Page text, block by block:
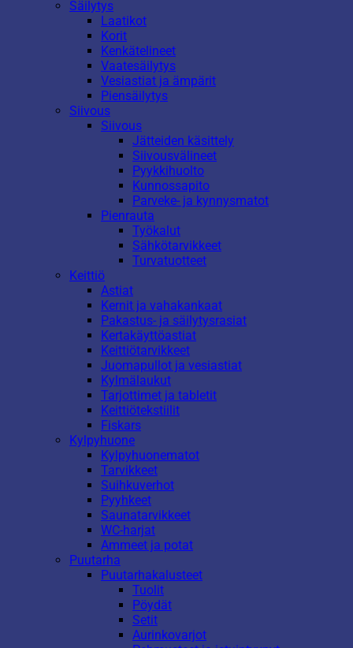
Säilytys
Laatikot
Korit
Kenkätelineet
Vaatesäilytys
Vesiastiat ja ämpärit
Piensäilytys
Siivous
Siivous
Jätteiden käsittely
Siivousvälineet
Pyykkihuolto
Kunnossapito
Parveke- ja kynnysmatot
Pienrauta
Työkalut
Sähkötarvikkeet
Turvatuotteet
Keittiö
Astiat
Kernit ja vahakankaat
Pakastus- ja säilytysrasiat
Kertakäyttöastiat
Keittiötarvikkeet
Juomapullot ja vesiastiat
Kylmälaukut
Tarjottimet ja tabletit
Keittiötekstiilit
Fiskars
Kylpyhuone
Kylpyhuonematot
Tarvikkeet
Suihkuverhot
Pyyhkeet
Saunatarvikkeet
WC-harjat
Ammeet ja potat
Puutarha
Puutarhakalusteet
Tuolit
Pöydät
Setit
Aurinkovarjot